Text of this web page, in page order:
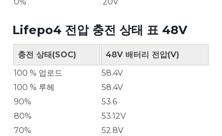
0%
20V
Lifepo4 전압 충전 상태 표 48V
충전 상태(SOC)
48V 배터리 전압(V)
100 % 업로드
58.4V
100 % 루헤
58.4V
90%
53.6
80%
53.12V
70%
52.8V